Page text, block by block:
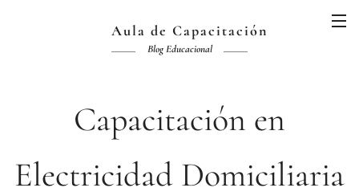
Aula de Capacitación
Blog Educacional
Capacitación en
Electricidad Domiciliaria